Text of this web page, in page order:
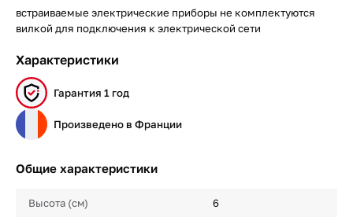
встраиваемые электрические приборы не комплектуются
вилкой для подключения к электрической сети
Характеристики
Гарантия 1 год
Произведено в Франции
Общие характеристики
Высота (см) 6